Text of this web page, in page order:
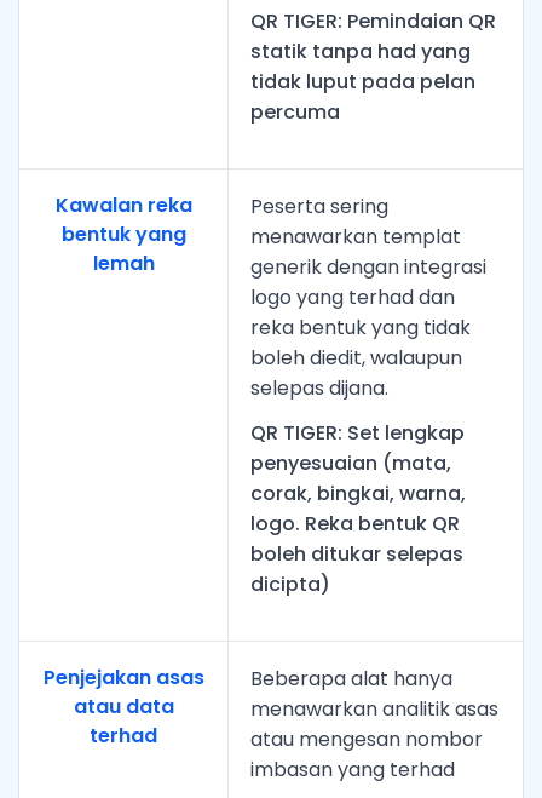
QR TIGER: Pemindaian QR
statik tanpa had yang
tidak luput pada pelan
percuma
Kawalan reka
bentuk yang
lemah
Peserta sering
menawarkan templat
generik dengan integrasi
logo yang terhad dan
reka bentuk yang tidak
boleh diedit, walaupun
selepas dijana.
QR TIGER: Set lengkap
penyesuaian (mata,
corak, bingkai, warna,
logo. Reka bentuk QR
boleh ditukar selepas
dicipta)
Penjejakan asas
atau data
terhad
Beberapa alat hanya
menawarkan analitik asas
atau mengesan nombor
imbasan yang terhad